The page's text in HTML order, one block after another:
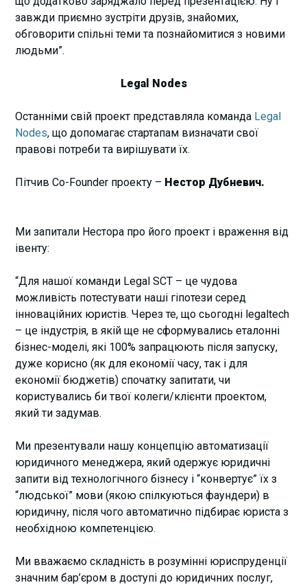
завжди приємно зустріти друзів, знайомих,
обговорити спільні теми та познайомитися з новими
людьми”.
Legal Nodes
Останніми свій проект представляла команда Legal
Nodes, що допомагає стартапам визначати свої
правові потреби та вирішувати їх.
Пітчив Co-Founder проекту – Нестор Дубневич.
Ми запитали Нестора про його проект і враження від
івенту:
“Для нашої команди Legal SCT – це чудова
можливість потестувати наші гіпотези серед
інноваційних юристів. Через те, що сьогодні legaltech
– це індустрія, в якій ще не сформувались еталонні
бізнес-моделі, які 100% запрацюють після запуску,
дуже корисно (як для економії часу, так і для
економії бюджетів) спочатку запитати, чи
користувались би твої колеги/клієнти проектом,
який ти задумав.
Ми презентували нашу концепцію автоматизації
юридичного менеджера, який одержує юридичні
запити від технологічного бізнесу і “конвертує” їх з
“людської” мови (якою спілкуються фаундери) в
юридичну, після чого автоматично підбирає юриста з
необхідною компетенцією.
Ми вважаємо складність в розумінні юриспруденції
значним бар’єром в доступі до юридичних послуг,